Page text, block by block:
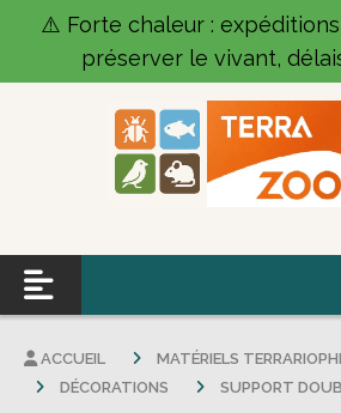
⚠️ Forte chaleur :
préserver le vivant,
ACCUEIL
MATÉRIELS
DÉCORATIONS
SUPPORT